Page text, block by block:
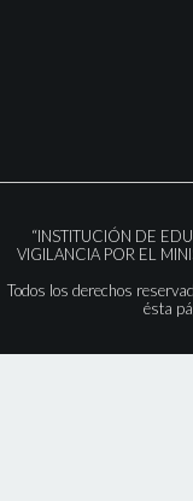
“INSTITUCIÓN DE
VIGILANCIA POR EL
Todos los derechos
ésta